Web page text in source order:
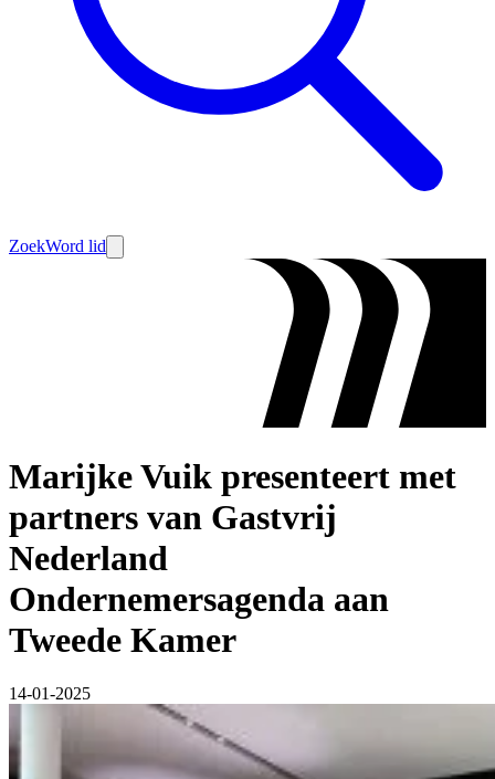
ZoekWord lid
Marijke Vuik presenteert met
partners van Gastvrij
Nederland
Ondernemersagenda aan
Tweede Kamer
14-01-2025